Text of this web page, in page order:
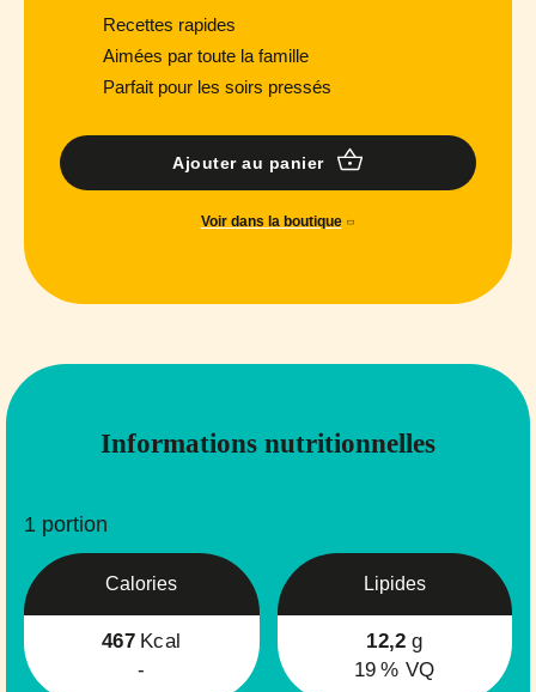
Recettes rapides
Aimées par toute la famille
Parfait pour les soirs pressés
Ajouter au panier
Voir dans la boutique
Informations nutritionnelles
1 portion
Calories
467 Kcal
-
Lipides
12,2 g
19 % VQ